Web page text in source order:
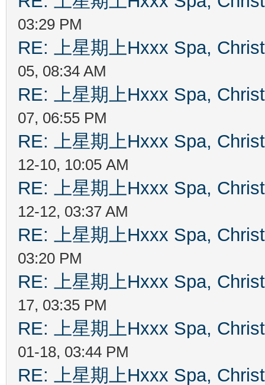
03:29 PM
RE: 上星期上Hxxx Spa,
05, 08:34 AM
RE: 上星期上Hxxx Spa,
07, 06:55 PM
RE: 上星期上Hxxx Spa,
12-10, 10:05 AM
RE: 上星期上Hxxx Spa,
12-12, 03:37 AM
RE: 上星期上Hxxx Spa,
03:20 PM
RE: 上星期上Hxxx Spa,
17, 03:35 PM
RE: 上星期上Hxxx Spa,
01-18, 03:44 PM
RE: 上星期上Hxxx Spa,